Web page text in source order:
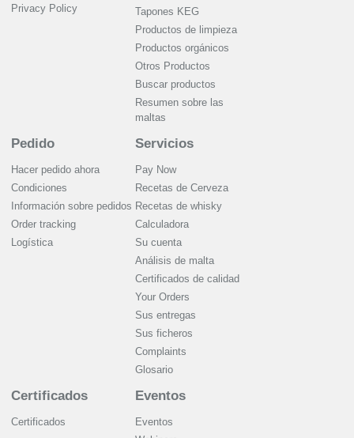
Privacy Policy
Tapones KEG
Productos de limpieza
Productos orgánicos
Otros Productos
Buscar productos
Resumen sobre las
maltas
Pedido
Hacer pedido ahora
Condiciones
Información sobre pedidos
Order tracking
Logística
Servicios
Pay Now
Recetas de Cerveza
Recetas de whisky
Calculadora
Su cuenta
Análisis de malta
Certificados de calidad
Your Orders
Sus entregas
Sus ficheros
Complaints
Glosario
Certificados
Certificados
Eventos
Eventos